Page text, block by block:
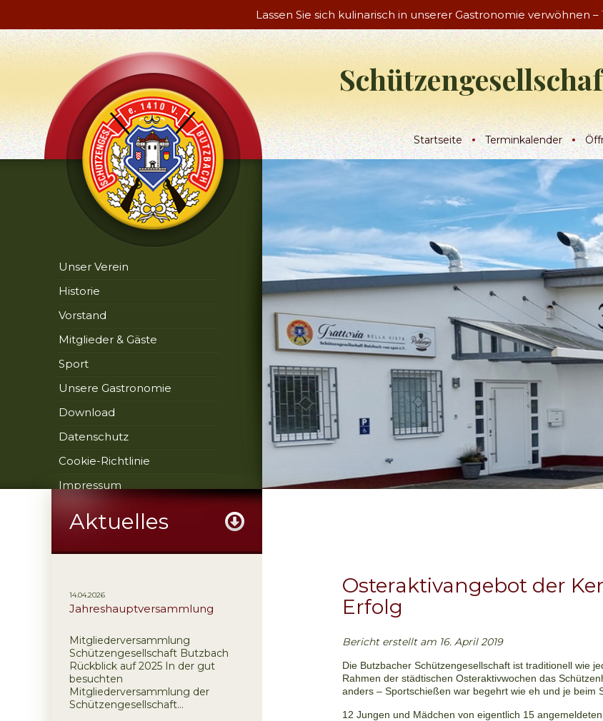
Lassen Sie sich kulinarisch in unserer Gastronomie verwöhnen –
Startseite Terminkalender
Unser Verein
Historie
Vorstand
Mitglieder & Gäste
Sport
Unsere Gastronomie
Download
Datenschutz
Cookie-Richtlinie
Impressum
Aktuelles
14.04.2026
Jahreshauptversammlung
Mitgliederversammlung
Schützengesellschaft Butzbach
Rückblick auf 2025 In der gut
besuchten
Mitgliederversammlung der
Schützengesellschaft...
Osteraktivangebot der
Erfolg
Bericht erstellt am 16. April 2019
Die Butzbacher Schützengesellschaft ist traditionell wie
Rahmen der städtischen Osteraktivwochen das
anders – Sportschießen war begehrt wie eh und je beim
12 Jungen und Mädchen von eigentlich 15